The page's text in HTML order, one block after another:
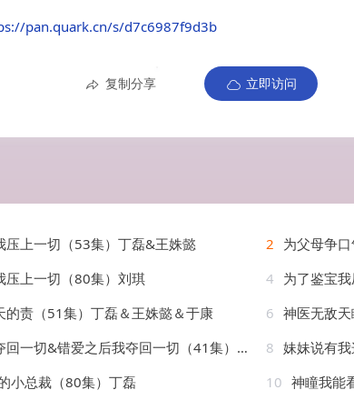
pan.quark.cn/s/d7c6987f9d3b
复制分享 立即访问
压上一切（53集）丁磊&王姝懿 2 为父母争
压上一切（80集）刘琪 4 为了鉴宝
的责（51集）丁磊＆王姝懿＆于康 6 神医无敌
一切&错爱之后我夺回一切（41集）AI短剧 8 妹妹说有
小总裁（80集）丁磊 10 神瞳我能